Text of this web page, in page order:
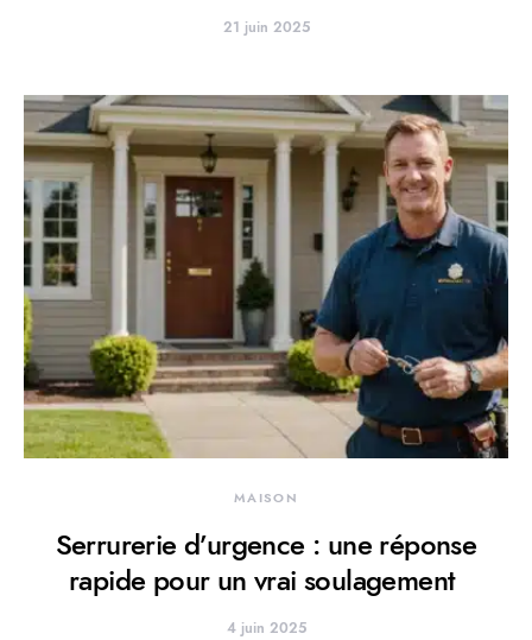
21 juin 2025
MAISON
Serrurerie d’urgence : une réponse
rapide pour un vrai soulagement
4 juin 2025